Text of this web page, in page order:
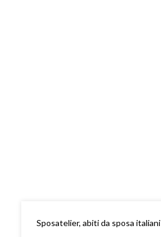
Sposatelier, abiti da sposa italiani